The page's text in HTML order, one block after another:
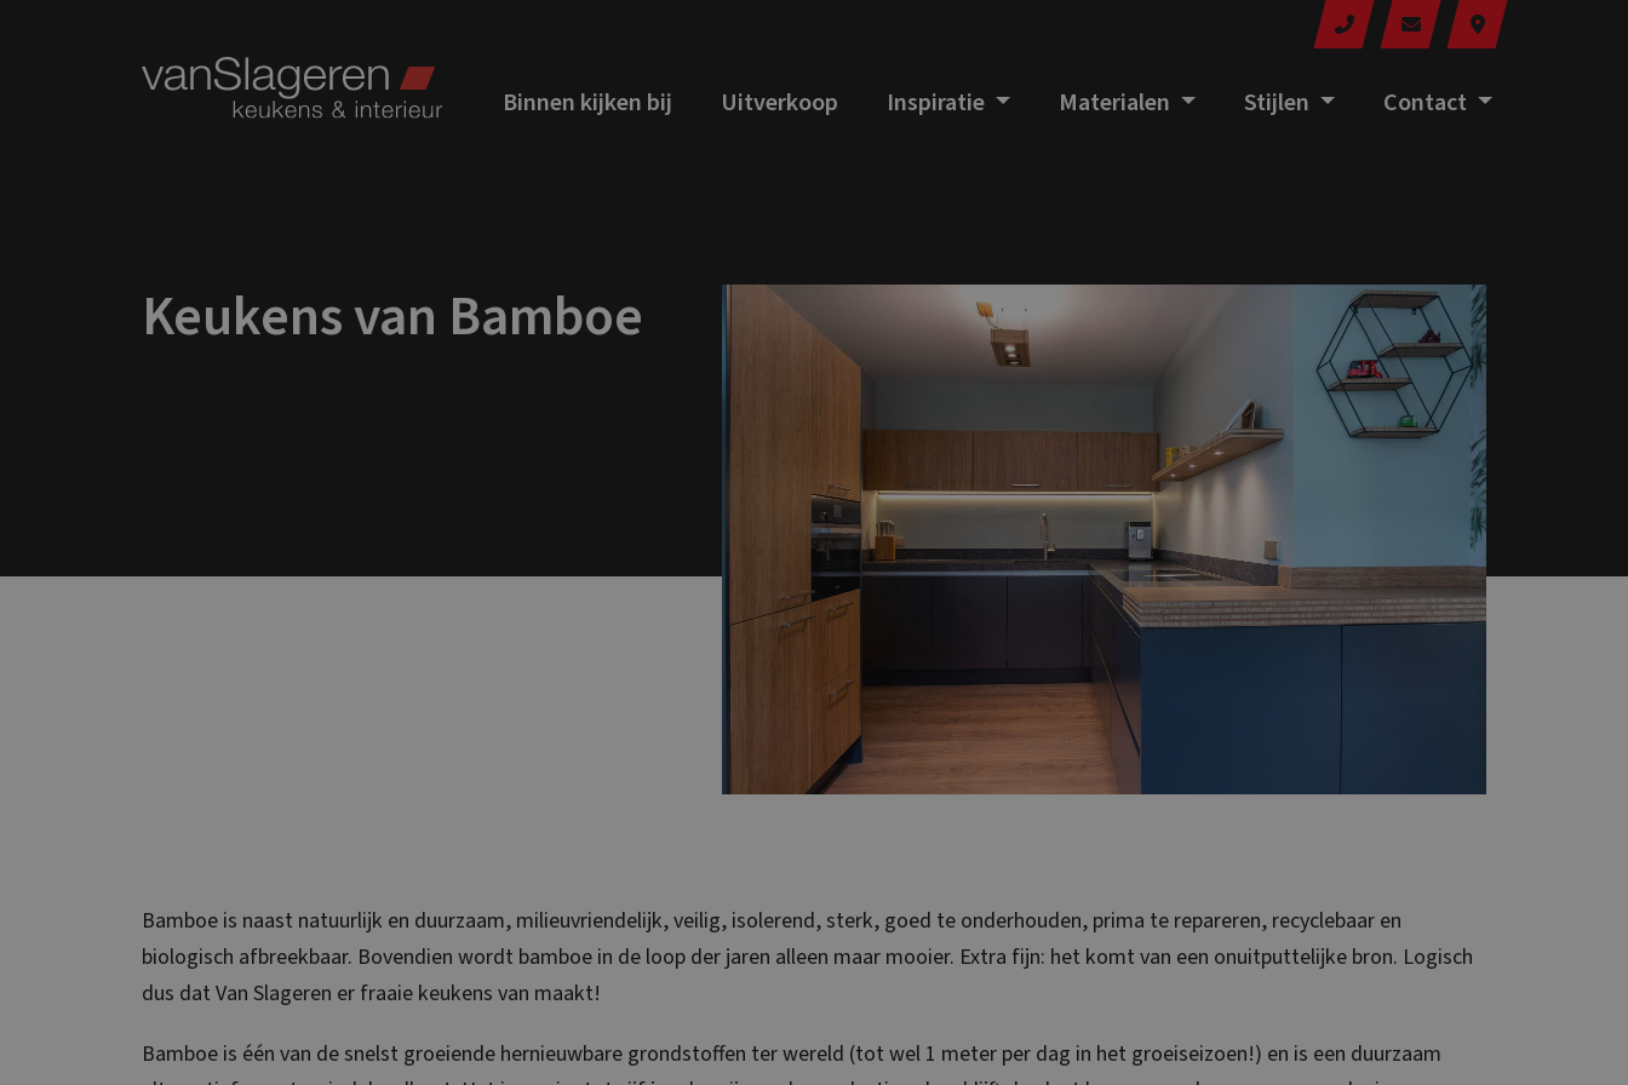
Binnen kijken bij Uitverkoop Inspiratie Materialen Stijlen Contact
Keukens van Bamboe
Bamboe is naast natuurlijk en duurzaam, milieuvriendelijk, veilig, isolerend, sterk, goed te onderhouden, prima te repareren, recyclebaar en
biologisch afbreekbaar. Bovendien wordt bamboe in de loop der jaren alleen maar mooier. Extra fijn: het komt van een onuitputtelijke bron. Logisch
dus dat Van Slageren er fraaie keukens van maakt!
Bamboe is één van de snelst groeiende hernieuwbare grondstoffen ter wereld (tot wel 1 meter per dag in het groeiseizoen!) en is een duurzaam